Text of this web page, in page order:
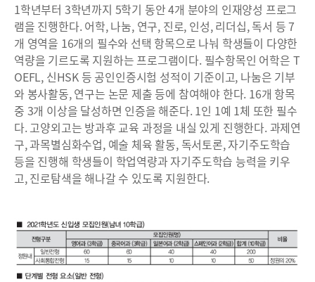
1학년부터 3학년까지 5학기 동안 4개 분야의 인재양성 프로그
램을 진행한다. 어학, 나눔, 연구, 진로, 인성, 리더십, 독서 등 7
개 영역을 16개의 필수와 선택 항목으로 나눠 학생들이 다양한
역량을 기르도록 지원하는 프로그램이다. 필수항목인 어학은 T
OEFL, 신HSK 등 공인인증시험 성적이 기준이고, 나눔은 기부
와 봉사활동, 연구는 논문 제출 등에 참여해야 한다. 16개 항목
중 3개 이상을 달성하면 인증을 해준다. 1인 1예 1체 또한 필수
다. 고양외고는 방과후 교육 과정을 내실 있게 진행한다. 과제연
구, 과목별심화수업, 예술 체육 활동, 독서토론, 자기주도학습
등을 진행해 학생들이 학업역량과 자기주도학습 능력을 키우
고, 진로탐색을 해나갈 수 있도록 지원한다.